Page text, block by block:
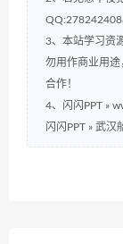
3、本站学习资
勿用作商业用
合作！
4、闪闪PPT »
闪闪PPT » 武汉